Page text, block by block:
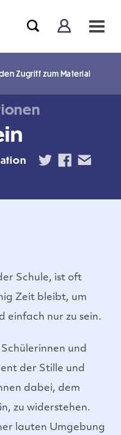
Zugriff zum Material
Schule, ist oft
Zeit bleibt, um
einfach nur zu sein.
und
der Stille und
dabei, dem
zu widerstehen.
lauten Umgebung